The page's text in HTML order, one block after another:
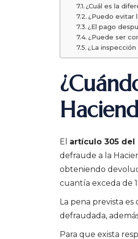
¿Cuál es la
¿Puedo evitar
¿El pago
¿Puede ser
¿La
El artículo 305 del
defraude a la
obteniendo
cuantía exceda de
La pena prevista es
defraudada,
Para que exista